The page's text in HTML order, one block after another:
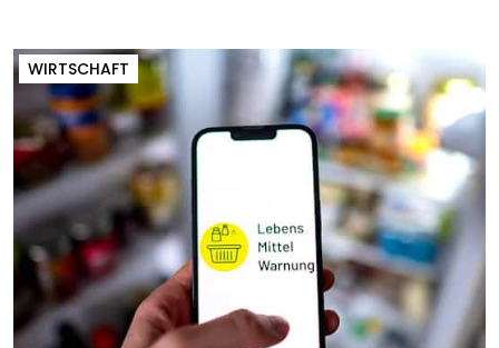
WIRTSCHAFT